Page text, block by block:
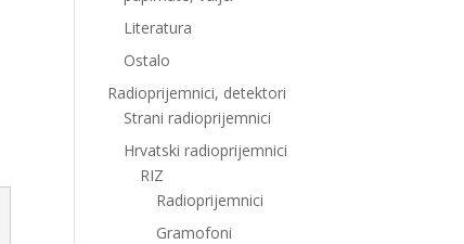
Literatura
Ostalo
Radioprijemnici, detektori
Strani radioprijemnici
Hrvatski radioprijemnici
RIZ
Radioprijemnici
Gramofoni